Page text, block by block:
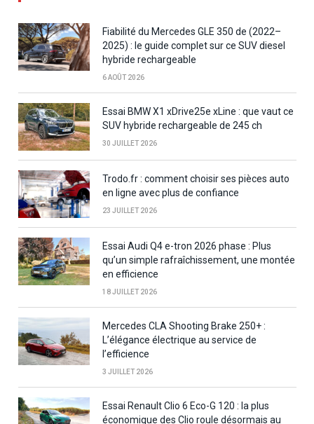
Fiabilité du Mercedes GLE 350 de (2022–
2025) : le guide complet sur ce SUV diesel
hybride rechargeable
6 AOÛT 2026
Essai BMW X1 xDrive25e xLine : que vaut ce
SUV hybride rechargeable de 245 ch
30 JUILLET 2026
Trodo.fr : comment choisir ses pièces auto
en ligne avec plus de confiance
23 JUILLET 2026
Essai Audi Q4 e-tron 2026 phase : Plus
qu’un simple rafraîchissement, une montée
en efficience
18 JUILLET 2026
Mercedes CLA Shooting Brake 250+ :
L’élégance électrique au service de
l’efficience
3 JUILLET 2026
Essai Renault Clio 6 Eco-G 120 : la plus
économique des Clio roule désormais au